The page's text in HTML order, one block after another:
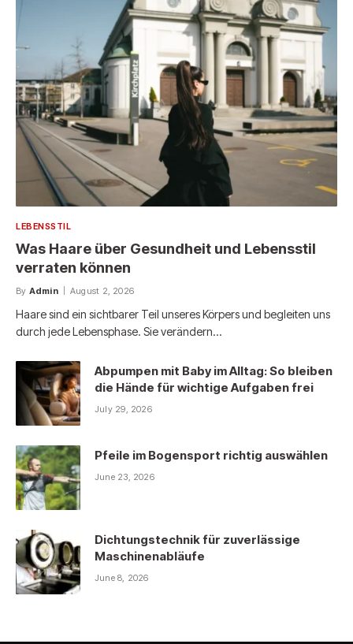
LEBENSSTIL
Was Haare über Gesundheit und Lebensstil
verraten können
By Admin August 2, 2026
Haare sind ein sichtbarer Teil unseres Körpers und begleiten uns
durch jede Lebensphase. Sie verändern…
Abpumpen mit Baby im Alltag: So bleiben
die Hände für wichtige Aufgaben frei
July 29, 2026
Pfeile im Bogensport richtig auswählen
June 23, 2026
Dichtungstechnik für zuverlässige
Maschinenabläufe
June 8, 2026